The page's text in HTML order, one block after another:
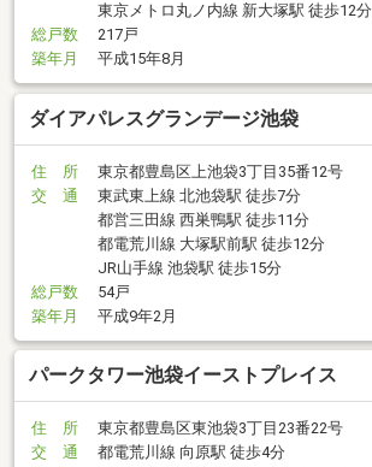
東京メトロ丸ノ内線 新大塚駅 徒歩12分
総戸数
217戸
築年月
平成15年8月
ダイアパレスグランデージ池袋
住 所
東京都豊島区上池袋3丁目35番12号
交 通
東武東上線 北池袋駅 徒歩7分
都営三田線 西巣鴨駅 徒歩11分
都電荒川線 大塚駅前駅 徒歩12分
JR山手線 池袋駅 徒歩15分
総戸数
54戸
築年月
平成9年2月
パークタワー池袋イーストプレイス
住 所
東京都豊島区東池袋3丁目23番22号
交 通
都電荒川線 向原駅 徒歩4分